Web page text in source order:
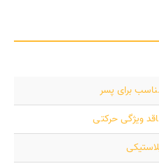
برای پسر
ویژگی حرکتی